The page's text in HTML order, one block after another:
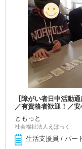
【障がい者日中活動
／有資格者歓迎！／
ともっと
社会福祉法人えぽっく
生活支援員 / パー